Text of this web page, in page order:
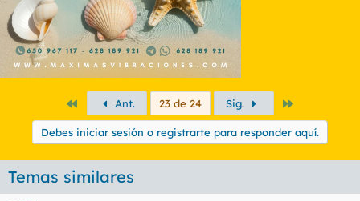
PrimeroAnt. 23 de 24 Sig.
Debes iniciar sesión o registrarte para responder aquí.
Temas similares